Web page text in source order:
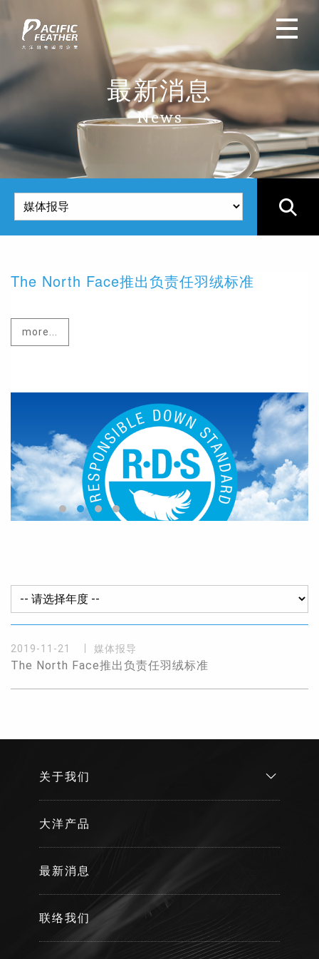
最新消息
News
The North Face推出负责任羽绒标准
more...
2019-11-21 媒体报导
The North Face推出负责任羽绒标准
关于我们
大洋产品
最新消息
联络我们